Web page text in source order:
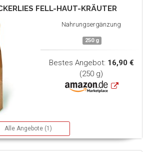
FELL-HAUT-KRÄUTER
Nahrungsergänzung
250 g
Bestes Angebot: 16,90 €
(250 g)
Alle Angebote (1)